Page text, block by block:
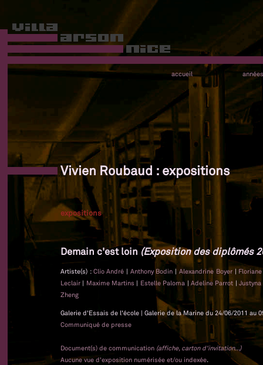
accueil années
Vivien Roubaud : expositions
expositions
Demain c'est loin (Exposition des diplômés
Artiste(s) : Clio André | Anthony Bodin | Alexandrine Boyer |
Leclair | Maxime Martins | Estelle Paloma | Adeline Parrot |
Zheng
Galerie d'Essais de l'école | Galerie de la Marine du 24/06/2011 au
Communiqué de presse
Document(s) de communication (affiche, carton d'invitation...)
Aucune vue d'exposition numérisée et/ou indexée.